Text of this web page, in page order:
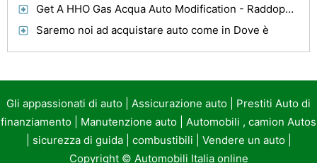
Get A HHO Gas Acqua Auto Modification - Raddoppia il chilometraggio del gas
Saremo noi ad acquistare auto come in Dove è
Gli appassionati di auto Assicurazione auto
Prestiti Auto di
finanziamento
Manutenzione auto
Automobili , camion Autos
sicurezza di guida| combustibili Vendere un auto|
Copyright © Automobili Italia online